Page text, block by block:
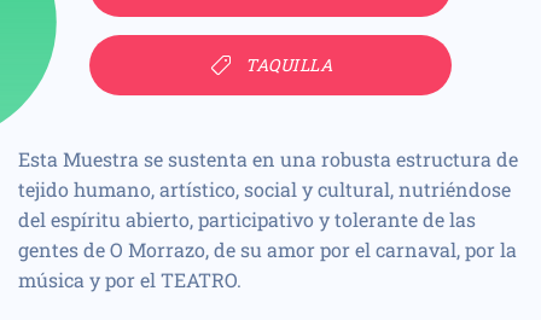
TAQUILLA
Esta Muestra se sustenta en una robusta estructura de
tejido humano, artístico, social y cultural, nutriéndose
del espíritu abierto, participativo y tolerante de las
gentes de O Morrazo, de su amor por el carnaval, por la
música y por el TEATRO.